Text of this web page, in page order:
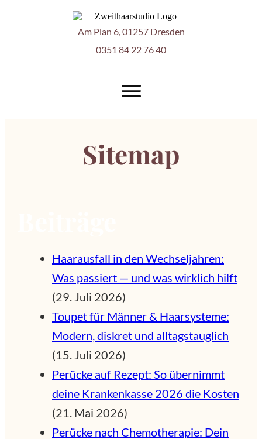
Am Plan 6, 01257 Dresden
0351 84 22 76 40
Sitemap
Haarausfall in den Wechseljahren:
Was passiert — und was wirklich hilft
(29. Juli 2026)
Toupet für Männer & Haarsysteme:
Modern, diskret und alltagstauglich
(15. Juli 2026)
Perücke auf Rezept: So übernimmt
deine Krankenkasse 2026 die Kosten
(21. Mai 2026)
Perücke nach Chemotherapie: Dein